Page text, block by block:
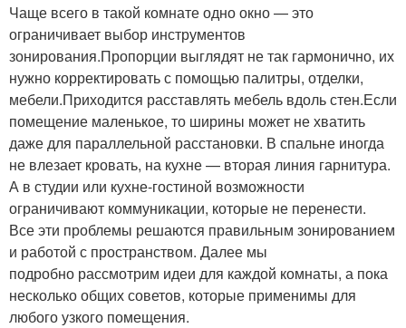
Чаще всего в такой комнате одно окно — это
ограничивает выбор инструментов
зонирования.Пропорции выглядят не так гармонично, их
нужно корректировать с помощью палитры, отделки,
мебели.Приходится расставлять мебель вдоль стен.Если
помещение маленькое, то ширины может не хватить
даже для параллельной расстановки. В спальне иногда
не влезает кровать, на кухне — вторая линия гарнитура.
А в студии или кухне-гостиной возможности
ограничивают коммуникации, которые не перенести.
Все эти проблемы решаются правильным зонированием
и работой с пространством. Далее мы
подробно рассмотрим идеи для каждой комнаты, а пока
несколько общих советов, которые применимы для
любого узкого помещения.